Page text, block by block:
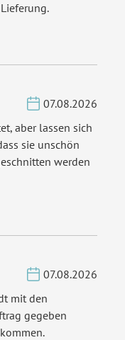
07.08.2026
aber lassen sich
sie unschön
werden
07.08.2026
mit den
gegeben